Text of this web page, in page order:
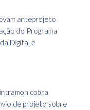
anteprojeto
do Programa
Digital e
cobra
de projeto sobre